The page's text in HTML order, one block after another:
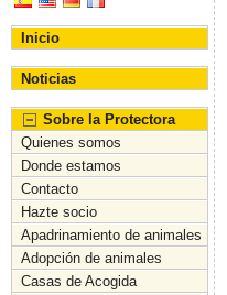
Inicio
Noticias
Sobre la Protectora
Quienes somos
Donde estamos
Contacto
Hazte socio
Apadrinamiento de animales
Adopción de animales
Casas de Acogida